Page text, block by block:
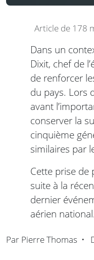
Article de 178
Dans un
Dixit, chef de
de renforcer
du pays. Lors
avant
conserver la
cinquième
similaires par
Cette prise de
suite à la
dernier
aérien national.
Par Pierre Thomas •